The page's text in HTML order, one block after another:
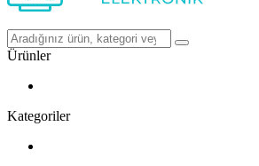
Ürünler
Kategoriler